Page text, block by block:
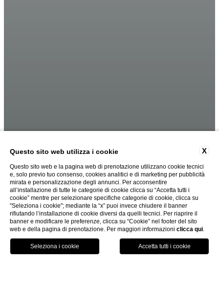
PRENOTA ORA
X
Questo sito web utilizza i cookie
Questo sito web e la pagina web di prenotazione utilizzano cookie tecnici
e, solo previo tuo consenso, cookies analitici e di marketing per pubblicità
mirata e personalizzazione degli annunci. Per acconsentire
all’installazione di tutte le categorie di cookie clicca su “Accetta tutti i
cookie” mentre per selezionare specifiche categorie di cookie, clicca su
"Seleziona i cookie"; mediante la “x” puoi invece chiudere il banner
rifiutando l’installazione di cookie diversi da quelli tecnici. Per riaprire il
banner e modificare le preferenze, clicca su “Cookie” nel footer del sito
web e della pagina di prenotazione. Per maggiori informazioni clicca qui.